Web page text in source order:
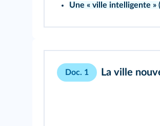
Une « ville intelligente » (
Doc. 1 La ville